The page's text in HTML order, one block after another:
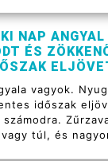
NAP
ÉS
vagyok.
időszak
túl, és